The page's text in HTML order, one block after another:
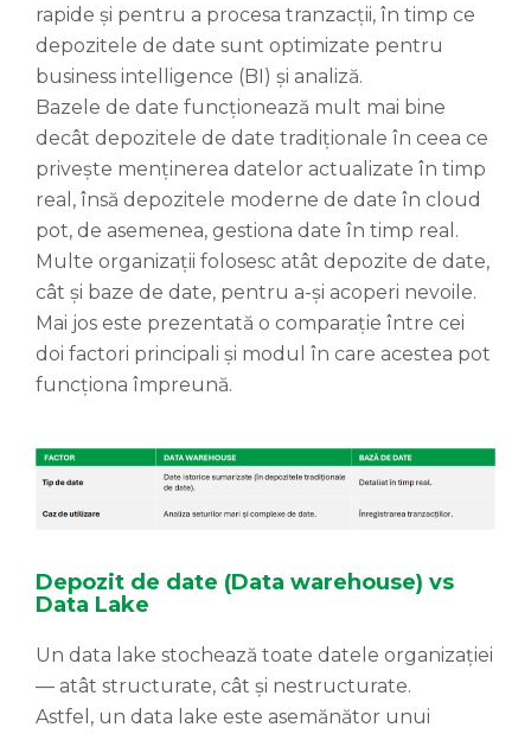
rapide și pentru a procesa tranzacții, în timp ce
depozitele de date sunt optimizate pentru
business intelligence (BI) și analiză.
Bazele de date funcționează mult mai bine
decât depozitele de date tradiționale în ceea ce
privește menținerea datelor actualizate în timp
real, însă depozitele moderne de date în cloud
pot, de asemenea, gestiona date în timp real.
Multe organizații folosesc atât depozite de date,
cât și baze de date, pentru a-și acoperi nevoile.
Mai jos este prezentată o comparație între cei
doi factori principali și modul în care acestea pot
funcționa împreună.
Depozit de date (Data warehouse) vs
Data Lake
Un data lake stochează toate datele organizației
— atât structurate, cât și nestructurate.
Astfel, un data lake este asemănător unui